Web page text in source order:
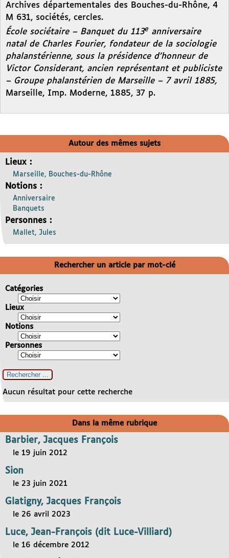
Archives départementales des Bouches-du-Rhône, 4
M 631, sociétés, cercles.
École sociétaire – Banquet du 113e anniversaire
natal de Charles Fourier, fondateur de la sociologie
phalanstérienne, sous la présidence d’honneur de
Victor Considerant, ancien représentant et publiciste
– Groupe phalanstérien de Marseille – 7 avril 1885,
Marseille, Imp. Moderne, 1885, 37 p.
Autour des mêmes sujets
Lieux :
Marseille, Bouches-du-Rhône
Notions :
Anniversaire
Banquets
Personnes :
Mallet, Jules
Rechercher un article par mot-clé
Catégories
Lieux
Notions
Personnes
Aucun résultat pour cette recherche
Dans la même rubrique
Barbier, Jacques François
le 19 juin 2012
Sion
le 23 juin 2021
Glatigny, Jacques François
le 26 avril 2023
Luce, Jean-François (dit Luce-Villiard)
le 16 décembre 2012